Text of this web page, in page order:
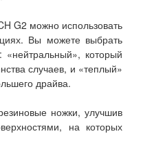
G2 можно использовать
Вы можете выбрать
который
случаев, и «теплый»
драйва.
ножки, улучшив
на которых